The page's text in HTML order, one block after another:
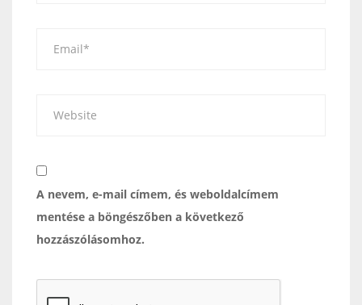
A nevem, e-mail címem, és weboldalcímem
mentése a böngészőben a következő
hozzászólásomhoz.